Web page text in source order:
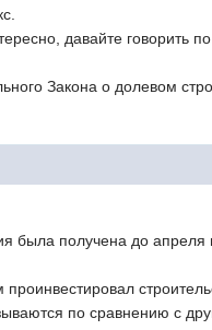
давайте говорить по
Закона о долевом
была получена до апреля
по сравнению с